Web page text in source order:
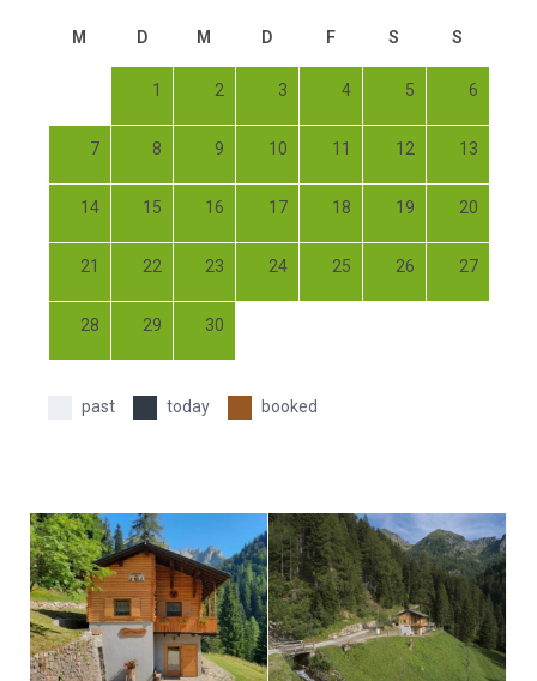
M D M D F S S
1 2 3 4 5 6
7 8 9 10 11 12 13
14 15 16 17 18 19 20
21 22 23 24 25 26 27
28 29 30
past today booked